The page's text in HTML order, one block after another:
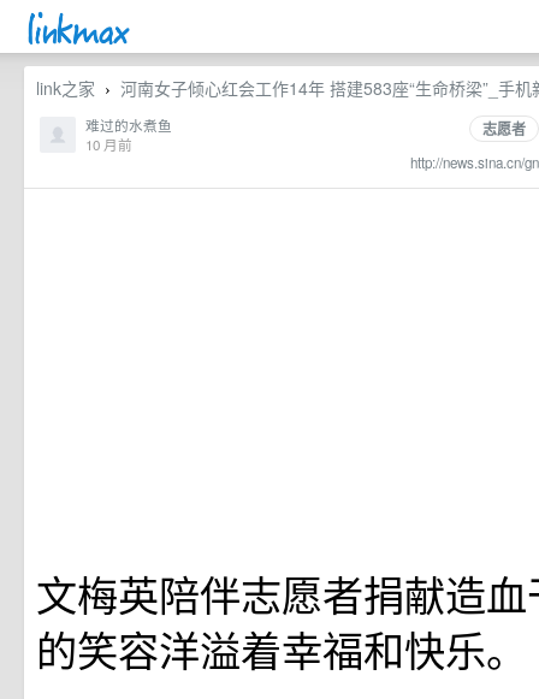
link之家 › 河南女子倾心红会工作14年 搭建583座“生命桥梁”_手机
志愿者
http://news.sina.cn/
难过的水煮鱼
10 月前
文梅英陪伴志愿者捐献造
的笑容洋溢着幸福和快乐